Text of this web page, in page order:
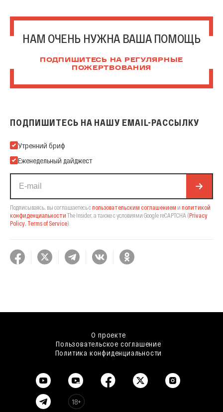
НАМ ОЧЕНЬ НУЖНА ВАША ПОМОЩЬ
ПОДПИШИТЕСЬ НА РЕГУЛЯРНЫЕ
ПОЖЕРТВОВАНИЯ
ПОДПИШИТЕСЬ НА НАШУ EMAIL-РАССЫЛКУ
Подпишитесь на нашу Email-рассылку
Утренний бриф
Еженедельный дайджест
Подписываясь, вы соглашаетесь спользовательским соглашением и политикой
конфиденциальности The Insider, а также с условиями Google reCAPTCHA (Privacy
Policy, Terms of Service).
О проекте
Пользовательское соглашение
Политика конфиденциальности
18+